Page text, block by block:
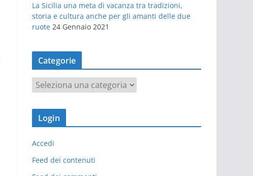
La Sicilia una meta di vacanza tra tradizioni,
storia e cultura anche per gli amanti delle due
ruote 24 Gennaio 2021
Categorie
a
t
o
r
i
Login
Accedi
Feed dei contenuti